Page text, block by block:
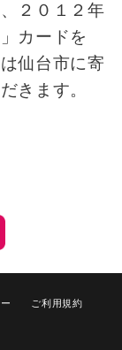
２０１２年
カードを
仙台市に寄
きます。
ご利用規約